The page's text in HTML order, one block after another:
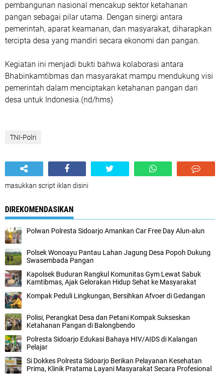
pembangunan nasional mencakup sektor ketahanan
pangan sebagai pilar utama. Dengan sinergi antara
pemerintah, aparat keamanan, dan masyarakat, diharapkan
tercipta desa yang mandiri secara ekonomi dan pangan.
Kegiatan ini menjadi bukti bahwa kolaborasi antara
Bhabinkamtibmas dan masyarakat mampu mendukung visi
pemerintah dalam menciptakan ketahanan pangan dari
desa untuk Indonesia.(nd/hms)
TNI-Polri
masukkan script iklan disini
DIREKOMENDASIKAN
Polwan Polresta Sidoarjo Amankan Car Free Day Alun-alun
Polsek Wonoayu Pantau Lahan Jagung Desa Popoh Dukung
Swasembada Pangan
Kapolsek Buduran Rangkul Komunitas Gym Lewat Sabuk
Kamtibmas, Ajak Gelorakan Hidup Sehat ke Masyarakat
Kompak Peduli Lingkungan, Bersihkan Afvoer di Gedangan
Polisi, Perangkat Desa dan Petani Kompak Sukseskan
Ketahanan Pangan di Balongbendo
Polresta Sidoarjo Edukasi Bahaya HIV/AIDS di Kalangan
Pelajar
Si Dokkes Polresta Sidoarjo Berikan Pelayanan Kesehatan
Prima, Klinik Pratama Layani Masyarakat Secara Profesional